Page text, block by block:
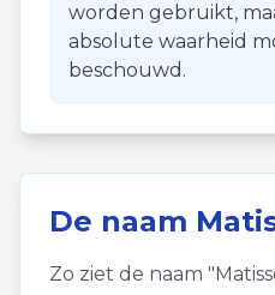
worden gebruikt,
absolute waarheid
beschouwd.
De naam
Zo ziet de naam "